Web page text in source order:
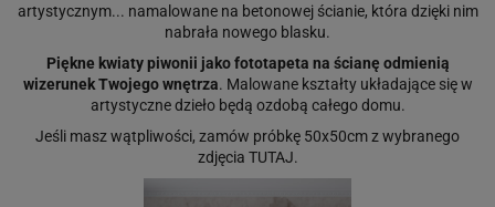
artystycznym... namalowane na betonowej ścianie, która dzięki nim
nabrała nowego blasku.
Piękne kwiaty piwonii jako fototapeta na ścianę odmienią
wizerunek Twojego wnętrza. Malowane kształty układające się w
artystyczne dzieło będą ozdobą całego domu.
Jeśli masz wątpliwości, zamów próbkę 50x50cm z wybranego
zdjęcia TUTAJ.